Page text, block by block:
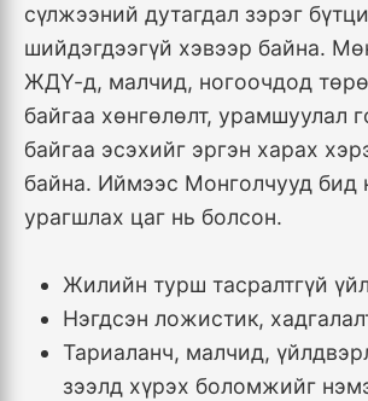
сүлжээний дутагдал зэрэг
шийдэгдээгүй хэвээр байна.
ЖДҮ-д, малчид, ногоочдод
байгаа хөнгөлөлт, урамшуулал
байгаа эсэхийг эргэн харах
байна. Иймээс Монголчууд бид
урагшлах цаг нь болсон.
Жилийн турш тасралтгүй
Нэгдсэн ложистик,
Тариаланч, малчид,
зээлд хүрэх боломжийг